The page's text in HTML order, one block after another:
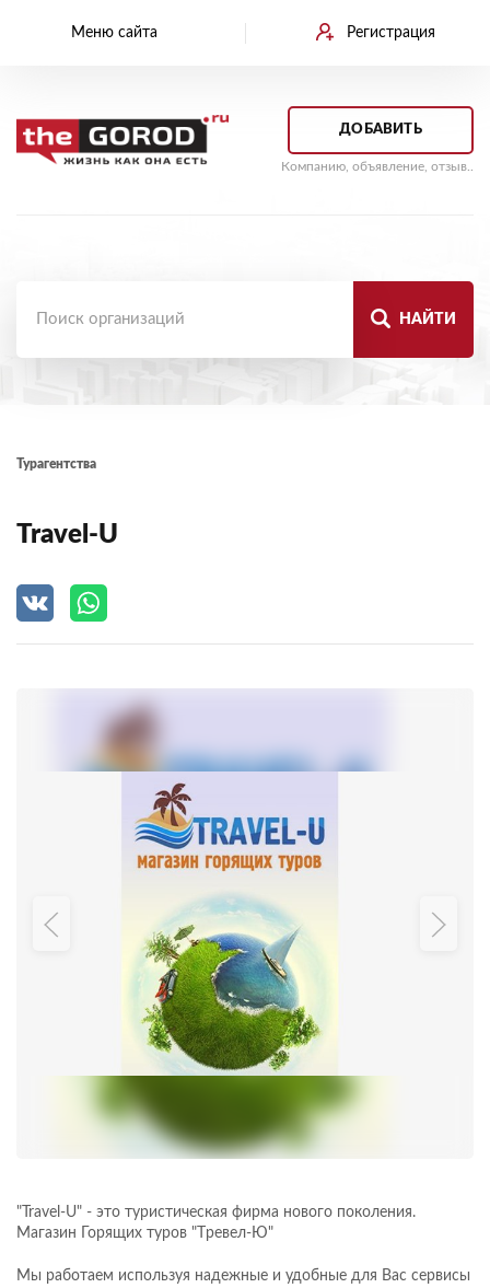
Меню сайта Регистрация
ДОБАВИТЬ
Компанию, объявление, отзыв..
НАЙТИ
Турагентства
Travel-U
"Travel-U" - это туристическая фирма нового поколения.
Магазин Горящих туров "Tревел-Ю"
Мы работаем используя надежные и удобные для Вас сервисы